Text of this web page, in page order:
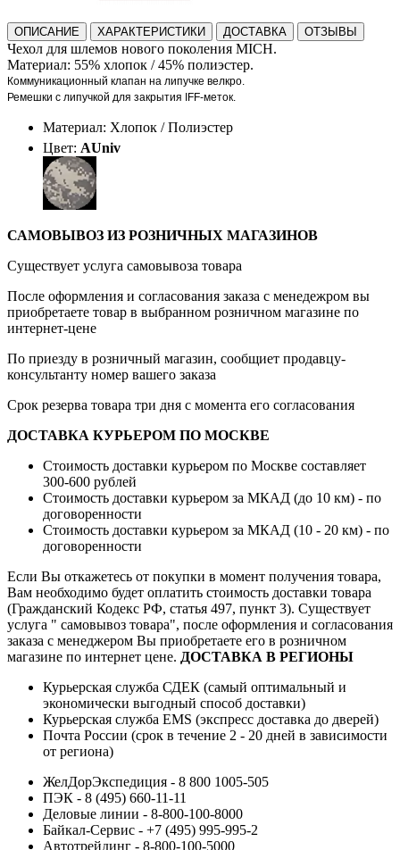
ОПИСАНИЕ ХАРАКТЕРИСТИКИ ДОСТАВКА ОТЗЫВЫ
Чехол для шлемов нового поколения MICH.
Материал: 55% хлопок / 45% полиэстер.
Коммуникационный клапан на липучке велкро.
Ремешки с липучкой для закрытия IFF-меток.
Материал: Хлопок / Полиэстер
Цвет: AUniv
САМОВЫВОЗ ИЗ РОЗНИЧНЫХ МАГАЗИНОВ
Существует услуга самовывоза товара
После оформления и согласования заказа с менедежром вы
приобретаете товар в выбранном розничном магазине по
интернет-цене
По приезду в розничный магазин, сообщиет продавцу-
консультанту номер вашего заказа
Срок резерва товара три дня с момента его согласования
ДОСТАВКА КУРЬЕРОМ ПО МОСКВЕ
Стоимость доставки курьером по Москве составляет
300-600 рублей
Стоимость доставки курьером за МКАД (до 10 км) - по
договоренности
Стоимость доставки курьером за МКАД (10 - 20 км) - по
договоренности
Если Вы откажетесь от покупки в момент получения товара,
Вам необходимо будет оплатить стоимость доставки товара
(Гражданский Кодекс РФ, статья 497, пункт 3). Существует
услуга " самовывоз товара", после оформления и согласования
заказа с менеджером Вы приобретаете его в розничном
магазине по интернет цене. ДОСТАВКА В РЕГИОНЫ
Курьерская служба СДЕК (самый оптимальный и
экономически выгодный способ доставки)
Курьерская служба EMS (экспресс доставка до дверей)
Почта России (срок в течение 2 - 20 дней в зависимости
от региона)
ЖелДорЭкспедиция - 8 800 1005-505
ПЭК - 8 (495) 660-11-11
Деловые линии - 8-800-100-8000
Байкал-Сервис - +7 (495) 995-995-2
Автотрейдинг - 8-800-100-5000